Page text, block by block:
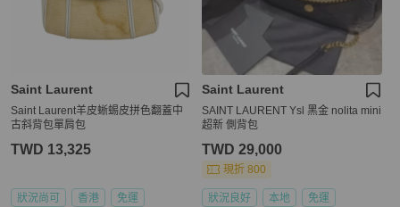
Saint Laurent
Saint Laurent羊皮蜥蜴皮拼色翻蓋中
古斜背包單肩包
TWD 13,325
狀況尚可 香港 免運
Saint Laurent
SAINT LAURENT Ysl 黑金 nolita mini
超新 側背包
TWD 29,000
現折 800
狀況良好 本地 免運